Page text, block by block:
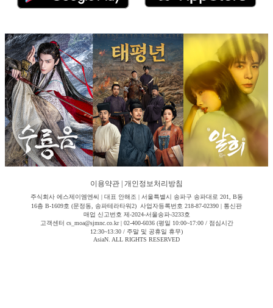
이용약관 개인정보처리방침
주식회사 에스제이엠엔씨 | 대표 안해조 | 서울특별시 송파구 송파대로 201, B동
16층 B-1609호 (문정동, 송파테라타워2) 사업자등록번호 218-87-02390 | 통신판
매업 신고번호 제-2024-서울송파-3233호
고객센터 cs_moa@sjmnc.co.kr | 02-400-6036 (평일 10:00~17:00 / 점심시간
12:30~13:30 / 주말 및 공휴일 휴무)
AsiaN. ALL RIGHTS RESERVED